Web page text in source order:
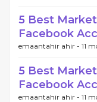
5 Best
Facebook
emaantahir ahir - 11
5 Best
Facebook
emaantahir ahir - 11